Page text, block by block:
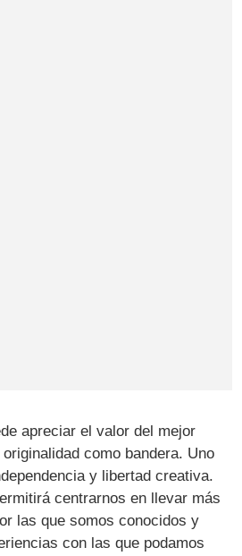
apreciar el valor del mejor
como bandera. Uno
y libertad creativa.
centrarnos en llevar más
las que somos conocidos y
con las que podamos